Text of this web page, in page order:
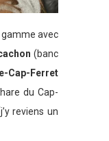
avec
(banc
Cap-Ferret
du Cap-
reviens un